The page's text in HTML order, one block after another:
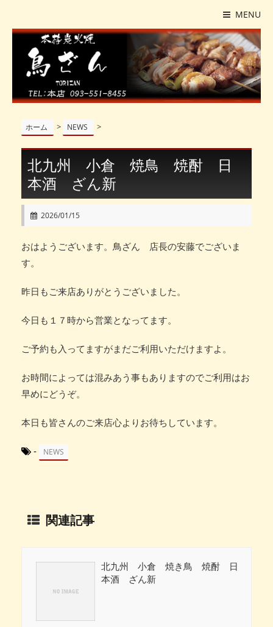
MENU
ホーム > NEWS >
北九州 小倉 焼鳥 焼酎 日
本酒 ざん新
2026/01/15
おはようございます。鳥ざん 店長の安藤でございま
す。
昨日もご来店ありがとうございました。
今日も１７時から営業となってます。
ご予約も入ってますがまだご利用いただけますよ。
お時間によっては混みあう事もありますのでご利用はお
早めにどうぞ。
本日も皆さんのご来店心よりお待ちしています。
- NEWS
関連記事
北九州 小倉 焼き鳥 焼酎 日
本酒 ざん新